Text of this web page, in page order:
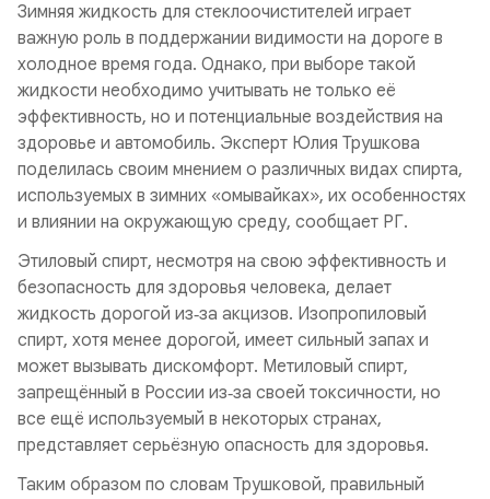
Зимняя жидкость для стеклоочистителей играет
важную роль в поддержании видимости на дороге в
холодное время года. Однако, при выборе такой
жидкости необходимо учитывать не только её
эффективность, но и потенциальные воздействия на
здоровье и автомобиль. Эксперт Юлия Трушкова
поделилась своим мнением о различных видах спирта,
используемых в зимних «омывайках», их особенностях
и влиянии на окружающую среду, сообщает РГ.
Этиловый спирт, несмотря на свою эффективность и
безопасность для здоровья человека, делает
жидкость дорогой из‑за акцизов. Изопропиловый
спирт, хотя менее дорогой, имеет сильный запах и
может вызывать дискомфорт. Метиловый спирт,
запрещённый в России из‑за своей токсичности, но
все ещё используемый в некоторых странах,
представляет серьёзную опасность для здоровья.
Таким образом по словам Трушковой, правильный